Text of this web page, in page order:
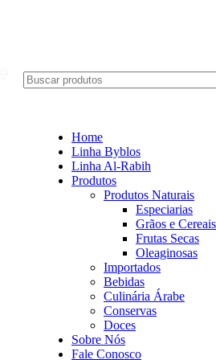
Home
Linha Byblos
Linha Al-Rabih
Produtos
Produtos Naturais
Especiarias
Grãos e Cereais
Frutas Secas
Oleaginosas
Importados
Bebidas
Culinária Árabe
Conservas
Doces
Sobre Nós
Fale Conosco